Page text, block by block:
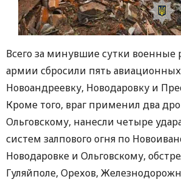
Всего за минувшие сутки военные
армии сбросили пять
Новоандреевку, Новодаровку и
Кроме того, враг применил два
Ольговскому, нанесли четыре
систем залпового огня по
Новодаровке и Ольговскому,
Гуляйполе, Орехов,